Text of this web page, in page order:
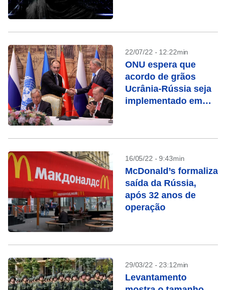
22/07/22 - 12:22min
ONU espera que
acordo de grãos
Ucrânia-Rússia seja
implementado em
16/05/22 - 9:43min
McDonald’s formaliza
saída da Rússia,
após 32 anos de
operação
29/03/22 - 23:12min
Levantamento